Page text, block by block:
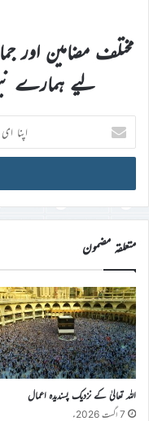
مختلف مضامین اور
لیے ہمارے
اپنا
ای
میل
ڈی
درج
کریں
متعلقہ مضمون
اللہ تعالیٰ کے نزدیک پسندیدہ اعمال
7 اگست 2026ء